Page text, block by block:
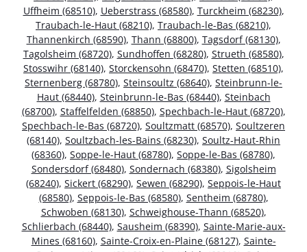
Uffheim (68510), Ueberstrass (68580), Turckheim (68230),
Traubach-le-Haut (68210), Traubach-le-Bas (68210),
Thannenkirch (68590), Thann (68800), Tagsdorf (68130),
Tagolsheim (68720), Sundhoffen (68280), Strueth (68580),
Stosswihr (68140), Storckensohn (68470), Stetten (68510),
Sternenberg (68780), Steinsoultz (68640), Steinbrunn-le-
Haut (68440), Steinbrunn-le-Bas (68440), Steinbach
(68700), Staffelfelden (68850), Spechbach-le-Haut (68720),
Spechbach-le-Bas (68720), Soultzmatt (68570), Soultzeren
(68140), Soultzbach-les-Bains (68230), Soultz-Haut-Rhin
(68360), Soppe-le-Haut (68780), Soppe-le-Bas (68780),
Sondersdorf (68480), Sondernach (68380), Sigolsheim
(68240), Sickert (68290), Sewen (68290), Seppois-le-Haut
(68580), Seppois-le-Bas (68580), Sentheim (68780),
Schwoben (68130), Schweighouse-Thann (68520),
Schlierbach (68440), Sausheim (68390), Sainte-Marie-aux-
Mines (68160), Sainte-Croix-en-Plaine (68127), Sainte-